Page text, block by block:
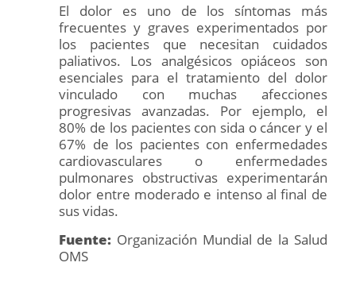
El dolor es uno de los síntomas más
frecuentes y graves experimentados por
los pacientes que necesitan cuidados
paliativos. Los analgésicos opiáceos son
esenciales para el tratamiento del dolor
vinculado con muchas afecciones
progresivas avanzadas. Por ejemplo, el
80% de los pacientes con sida o cáncer y el
67% de los pacientes con enfermedades
cardiovasculares o enfermedades
pulmonares obstructivas experimentarán
dolor entre moderado e intenso al final de
sus vidas.
Fuente: Organización Mundial de la Salud
OMS